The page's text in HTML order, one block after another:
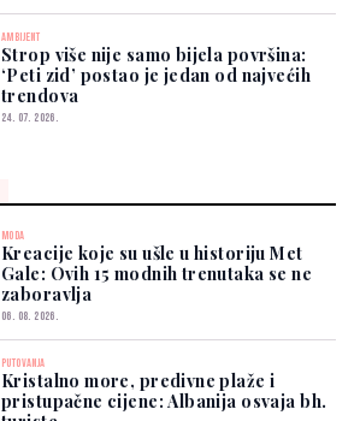
AMBIJENT
Strop više nije samo bijela površina:
‘Peti zid’ postao je jedan od najvećih
trendova
24. 07. 2026.
MODA
Kreacije koje su ušle u historiju Met
Gale: Ovih 15 modnih trenutaka se ne
zaboravlja
06. 08. 2026.
PUTOVANJA
Kristalno more, predivne plaže i
pristupačne cijene: Albanija osvaja bh.